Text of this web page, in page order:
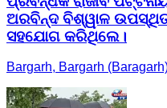
ଅରବିନ୍ଦ ବିଶ୍ୱାଳ
ସହଯୋଗ କରିଥିଲେ।
Bargarh, Bargarh